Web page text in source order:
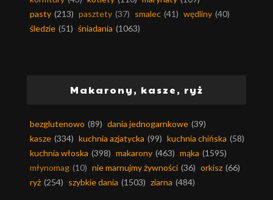
pasty (213) pasztety (37) smalec (41) wędliny (40)
śledzie (51) śniadania (1063)
Makarony, kasze, ryż
bezglutenowo (89) dania jednogarnkowe (39)
kasze (334) kuchnia azjatycka (99) kuchnia chińska (58)
kuchnia włoska (398) makarony (463) mąka (1595)
młynomag (10) nie marnujmy żywności (36) orkisz (66)
ryż (254) szybkie dania (1503) ziarna (484)